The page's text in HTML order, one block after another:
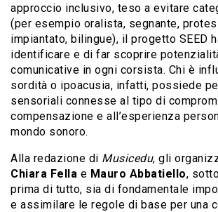
approccio inclusivo, teso a evitare
(per esempio oralista, segnante,
impiantato, bilingue), il progetto SEED
identificare e di far scoprire
comunicative in ogni corsista. Chi è
sordità o ipoacusia, infatti, possiede
sensoriali connesse al tipo di
compensazione e all’esperienza
mondo sonoro.
Alla redazione di Musicedu, gli
Chiara Fella e Mauro Abbatiello,
prima di tutto, sia di fondamentale
e assimilare le regole di base per una